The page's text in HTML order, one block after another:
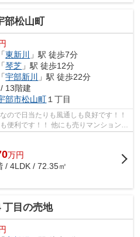
部松山町
「東新川
」駅 徒歩7分
「琴芝 」駅 徒歩12分
「宇部新川
」駅 徒歩22分
13階建
部市松山町 １丁目
ので日当たりも風通しも良好です！！
便利です！！ 他にも売りマンションの
万円
/ 4LDK / 72.35㎡
目の売地